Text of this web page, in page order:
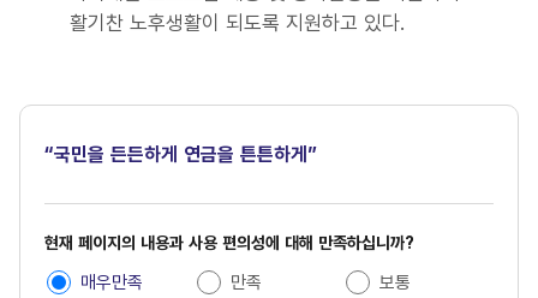
활기찬 노후생활이 되도록 지원하고 있다.
“국민을 든든하게 연금을 튼튼하게”
현
재
현재 페이지의 내용과 사용 편의성에 대해 만족하십니까?
매우만족 만족
보통